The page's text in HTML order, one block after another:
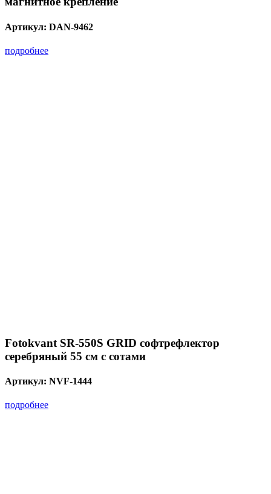
Артикул: DAN-9462
подробнее
Fotokvant SR-550S GRID софтрефлектор
серебряный 55 см с сотами
Артикул: NVF-1444
подробнее